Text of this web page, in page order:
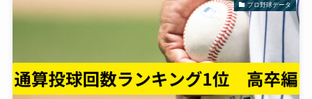
プロ野球データ